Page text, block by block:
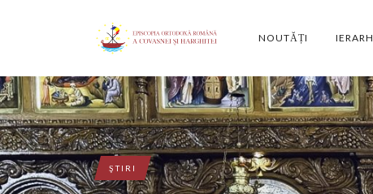
NOUTĂȚI IERARH
ŞTIRI